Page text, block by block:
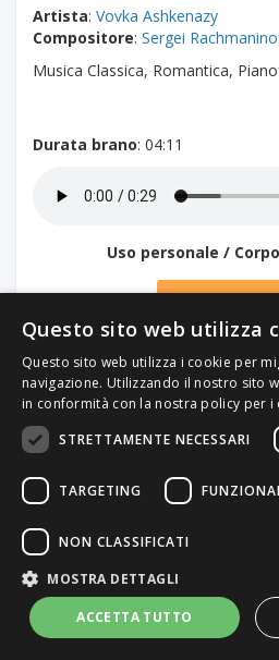
Artista: Vovka Ashkenazy
Compositore: Sergei
Musica Classica, Romantica,
Durata brano: 04:11
Uso personale /
49.00€
Altri usi:
10 Preludes, Op. 23: No. 1
Largo
Artista: Paolo Ceccarini
Compositore
Musica Classica, Romantica,
Durata brano
Questo sito web utilizza
Questo sito web utilizza i cookie per
navigazione. Utilizzando il nostro sito
in conformità con la nostra policy per i
STRETTAMENTE NECESSARI
TARGETING
NON CLASSIFICATI
MOSTRA DETTAGLI
ACCETTA TUTTO